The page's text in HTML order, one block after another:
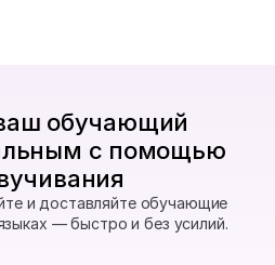
обучающий
с помощью
и доставляйте обучающие
— быстро и без усилий.